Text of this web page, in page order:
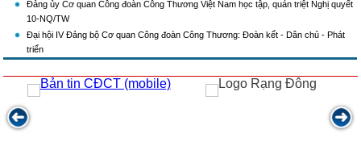
Đảng ủy Cơ quan Công đoàn Công Thương Việt Nam học tập, quán triệt Nghị quyết
10-NQ/TW
Đại hội IV Đảng bộ Cơ quan Công đoàn Công Thương: Đoàn kết - Dân chủ - Phát
triển